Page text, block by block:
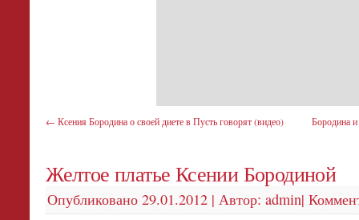
← Ксения Бородина о своей диете в Пусть говорят (видео) Бородина и
Желтое платье Ксении Бородиной
Опубликовано 29.01.2012 |Автор: admin|